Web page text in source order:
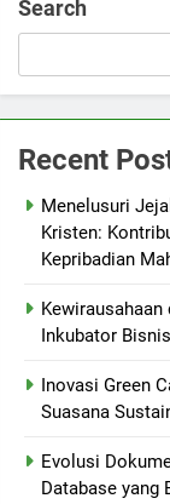
Search
Recent
Menelusuri
Kristen:
Kepribadian
Inkubator
Inovasi Green
Suasana
Evolusi
Database yang